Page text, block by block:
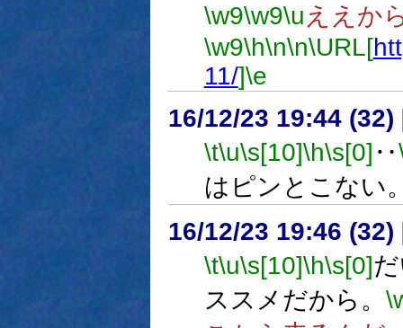
\w9\w9\u ええか
\w9\h\n\n\URL[
11/]\e
16/12/23 19:44 (32)
\t\u\s[10]\h\s[0] ‥
はピンとこない
16/12/23 19:46 (32)
\t\u\s[10]\h\s[0]
ススメだから。